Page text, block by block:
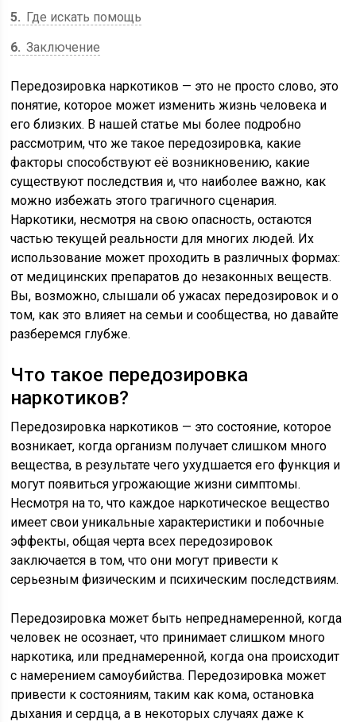
5
Где искать помощь
6 Заключение
Передозировка наркотиков — это не просто слово, это
понятие, которое может изменить жизнь человека и
его близких. В нашей статье мы более подробно
рассмотрим, что же такое передозировка, какие
факторы способствуют её возникновению, какие
существуют последствия и, что наиболее важно, как
можно избежать этого трагичного сценария.
Наркотики, несмотря на свою опасность, остаются
частью текущей реальности для многих людей. Их
использование может проходить в различных формах:
от медицинских препаратов до незаконных веществ.
Вы, возможно, слышали об ужасах передозировок и о
том, как это влияет на семьи и сообщества, но давайте
разберемся глубже.
Что такое передозировка
наркотиков?
Передозировка наркотиков — это состояние, которое
возникает, когда организм получает слишком много
вещества, в результате чего ухудшается его функция и
могут появиться угрожающие жизни симптомы.
Несмотря на то, что каждое наркотическое вещество
имеет свои уникальные характеристики и побочные
эффекты, общая черта всех передозировок
заключается в том, что они могут привести к
серьезным физическим и психическим последствиям.
Передозировка может быть непреднамеренной, когда
человек не осознает, что принимает слишком много
наркотика, или преднамеренной, когда она происходит
с намерением самоубийства. Передозировка может
привести к состояниям, таким как кома, остановка
дыхания и сердца, а в некоторых случаях даже к